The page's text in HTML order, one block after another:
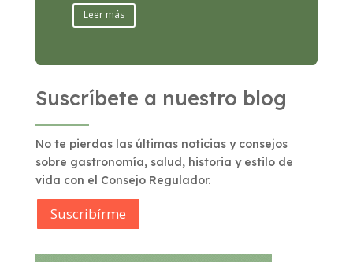
Leer más
Suscríbete a nuestro blog
No te pierdas las últimas noticias y consejos
sobre gastronomía, salud, historia y estilo de
vida con el Consejo Regulador.
Suscribírme